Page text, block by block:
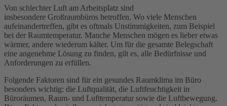
Von schlechter Luft am Arbeitsplatz sind
insbesondere Großraumbüros betroffen. Wo viele Menschen
aufeinandertreffen, gibt es oftmals Unstimmigkeiten, zum Beispiel
bei der Raumtemperatur. Manche Menschen mögen es lieber etwas
wärmer, andere wiederum kälter. Um für die gesamte Belegschaft
eine angenehme Lösung zu finden, gilt es, alle Bedürfnisse und
Anforderungen zu erfüllen.
Folgende Faktoren sind für ein gesundes Raumklima im Büro
besonders wichtig: die Luftqualität, die Luftfeuchtigkeit in
Büroräumen, Raum- und Lufttemperatur sowie die Luftbewegung.